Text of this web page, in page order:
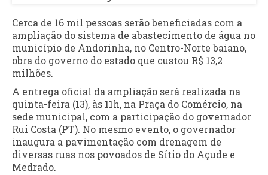
Cerca de 16 mil pessoas serão beneficiadas com a
ampliação do sistema de abastecimento de água no
município de Andorinha, no Centro-Norte baiano,
obra do governo do estado que custou R$ 13,2
milhões.
A entrega oficial da ampliação será realizada na
quinta-feira (13), às 11h, na Praça do Comércio, na
sede municipal, com a participação do governador
Rui Costa (PT). No mesmo evento, o governador
inaugura a pavimentação com drenagem de
diversas ruas nos povoados de Sítio do Açude e
Medrado.